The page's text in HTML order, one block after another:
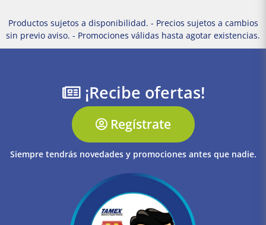
Productos sujetos a disponibilidad. - Precios sujetos a cambios
sin previo aviso. - Promociones válidas hasta agotar existencias.
¡Recibe ofertas!
Regístrate
Siempre tendrás novedades y promociones antes que nadie.